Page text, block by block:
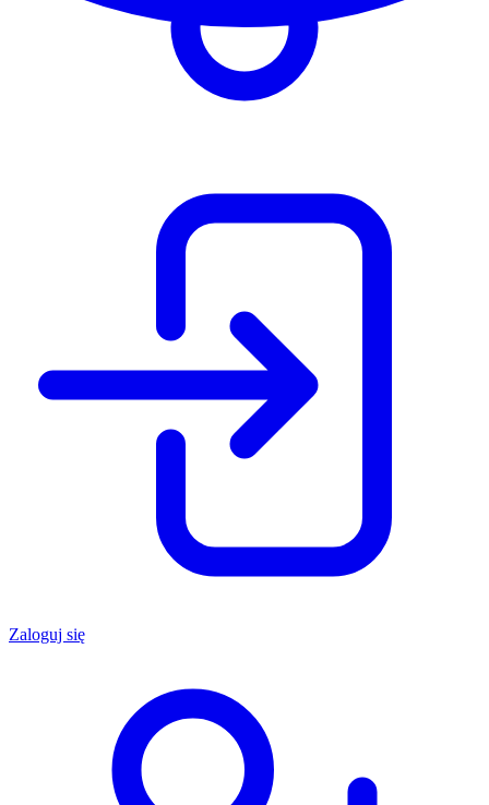
Zaloguj się